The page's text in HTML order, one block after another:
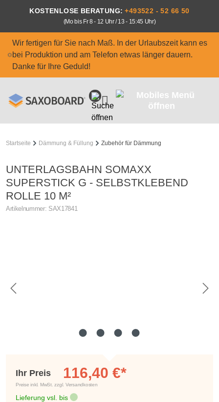
Zum Hauptinhalt springen
KOSTENLOSE BERATUNG: +493522 - 52 66 50
(Mo bis Fr 8 - 12 Uhr / 13 - 15:45 Uhr)
Wir fertigen für Sie nach Maß. In der Urlaubszeit kann es
bei Produktion und am Telefon etwas länger dauern.
Danke für Ihre Geduld!
Startseite Dämmung & Füllung Zubehör für Dämmung
UNTERLAGSBAHN SOMAXX
SUPERSTICK G - SELBSTKLEBEND
ROLLE 10 M²
Artikelnummer: SAX17841
Ihr Preis 116,40 €*
Preise inkl. MwSt. zzgl. Versandkosten
Lieferung vsl. bis